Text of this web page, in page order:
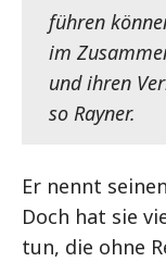
führen
im
und ihren
so Rayner.
Er nennt
Doch hat sie
tun, die ohne